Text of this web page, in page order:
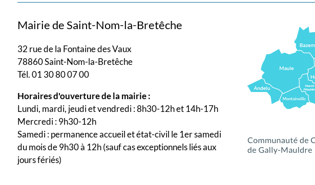
Mairie de Saint-Nom-la-Bretêche
32 rue de la Fontaine des Vaux
78860 Saint-Nom-la-Bretêche
Tél. 01 30 80 07 00
Horaires d'ouverture de la mairie :
Lundi, mardi, jeudi et vendredi : 8h30-12h et 14h-17h
Mercredi : 9h30-12h
Samedi : permanence accueil et état-civil le 1er samedi
du mois de 9h30 à 12h (sauf cas exceptionnels liés aux
jours fériés)